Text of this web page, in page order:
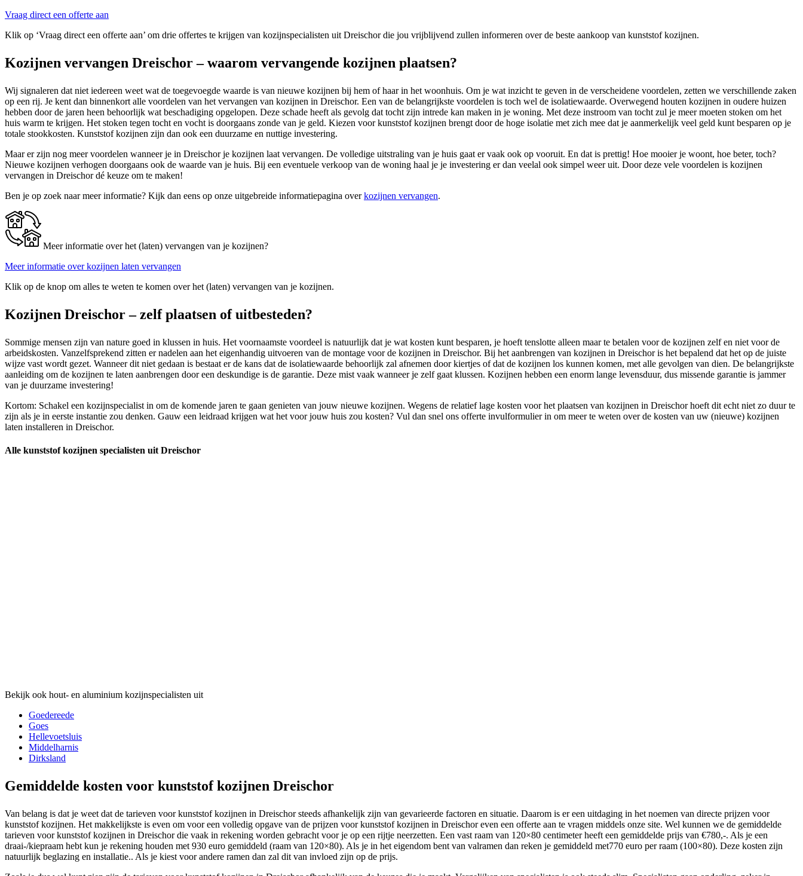
Vraag direct een offerte aan
Klik op ‘Vraag direct een offerte aan’ om drie offertes te krijgen van kozijnspecialisten uit Dreischor die jou vrijblijvend zullen informeren over de beste aankoop van kunststof kozijnen.
Kozijnen vervangen Dreischor – waarom vervangende kozijnen plaatsen?
Wij signaleren dat niet iedereen weet wat de toegevoegde waarde is van nieuwe kozijnen bij hem of haar in het woonhuis. Om je wat inzicht te geven in de verscheidene voordelen, zetten we verschillende zaken
op een rij. Je kent dan binnenkort alle voordelen van het vervangen van kozijnen in Dreischor. Een van de belangrijkste voordelen is toch wel de isolatiewaarde. Overwegend houten kozijnen in oudere huizen
hebben door de jaren heen behoorlijk wat beschadiging opgelopen. Deze schade heeft als gevolg dat tocht zijn intrede kan maken in je woning. Met deze instroom van tocht zul je meer moeten stoken om het
huis warm te krijgen. Het stoken tegen tocht en vocht is doorgaans zonde van je geld. Kiezen voor kunststof kozijnen brengt door de hoge isolatie met zich mee dat je aanmerkelijk veel geld kunt besparen op je
totale stookkosten. Kunststof kozijnen zijn dan ook een duurzame en nuttige investering.
Maar er zijn nog meer voordelen wanneer je in Dreischor je kozijnen laat vervangen. De volledige uitstraling van je huis gaat er vaak ook op vooruit. En dat is prettig! Hoe mooier je woont, hoe beter, toch?
Nieuwe kozijnen verhogen doorgaans ook de waarde van je huis. Bij een eventuele verkoop van de woning haal je je investering er dan veelal ook simpel weer uit. Door deze vele voordelen is kozijnen
vervangen in Dreischor dé keuze om te maken!
Ben je op zoek naar meer informatie? Kijk dan eens op onze uitgebreide informatiepagina overkozijnen vervangen.
Meer informatie over het (laten) vervangen van je kozijnen?
Meer informatie over kozijnen laten vervangen
Klik op de knop om alles te weten te komen over het (laten) vervangen van je kozijnen.
Kozijnen Dreischor – zelf plaatsen of uitbesteden?
Sommige mensen zijn van nature goed in klussen in huis. Het voornaamste voordeel is natuurlijk dat je wat kosten kunt besparen, je hoeft tenslotte alleen maar te betalen voor de kozijnen zelf en niet voor de
arbeidskosten. Vanzelfsprekend zitten er nadelen aan het eigenhandig uitvoeren van de montage voor de kozijnen in Dreischor. Bij het aanbrengen van kozijnen in Dreischor is het bepalend dat het op de juiste
wijze vast wordt gezet. Wanneer dit niet gedaan is bestaat er de kans dat de isolatiewaarde behoorlijk zal afnemen door kiertjes of dat de kozijnen los kunnen komen, met alle gevolgen van dien. De belangrijkste
aanleiding om de kozijnen te laten aanbrengen door een deskundige is de garantie. Deze mist vaak wanneer je zelf gaat klussen. Kozijnen hebben een enorm lange levensduur, dus missende garantie is jammer
van je duurzame investering!
Kortom: Schakel een kozijnspecialist in om de komende jaren te gaan genieten van jouw nieuwe kozijnen. Wegens de relatief lage kosten voor het plaatsen van kozijnen in Dreischor hoeft dit echt niet zo duur te
zijn als je in eerste instantie zou denken. Gauw een leidraad krijgen wat het voor jouw huis zou kosten? Vul dan snel ons offerte invulformulier in om meer te weten over de kosten van uw (nieuwe) kozijnen
laten installeren in Dreischor.
Alle kunststof kozijnen specialisten uit Dreischor
Bekijk ook hout- en aluminium kozijnspecialisten uit
Goedereede
Goes
Hellevoetsluis
Middelharnis
Dirksland
Gemiddelde kosten voor kunststof kozijnen Dreischor
Van belang is dat je weet dat de tarieven voor kunststof kozijnen in Dreischor steeds afhankelijk zijn van gevarieerde factoren en situatie. Daarom is er een uitdaging in het noemen van directe prijzen voor
kunststof kozijnen. Het makkelijkste is even om voor een volledig opgave van de prijzen voor kunststof kozijnen in Dreischor even een offerte aan te vragen middels onze site. Wel kunnen we de gemiddelde
tarieven voor kunststof kozijnen in Dreischor die vaak in rekening worden gebracht voor je op een rijtje neerzetten. Een vast raam van 120×80 centimeter heeft een gemiddelde prijs van €780,-. Als je een
draai-/kiepraam hebt kun je rekening houden met 930 euro gemiddeld (raam van 120×80). Als je in het eigendom bent van valramen dan reken je gemiddeld met770 euro per raam (100×80). Deze kosten zijn
natuurlijk beglazing en installatie.. Als je kiest voor andere ramen dan zal dit van invloed zijn op de prijs.